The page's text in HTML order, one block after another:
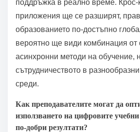
поддръжка в реално време. Крос-
приложения ще се разширят,
образованието по-достъпно
вероятно ще види комбинация от
асинхронни методи на обучение,
сътрудничеството в
среди.
Как преподавателите могат да
използването на цифровите
по-добри резултати?